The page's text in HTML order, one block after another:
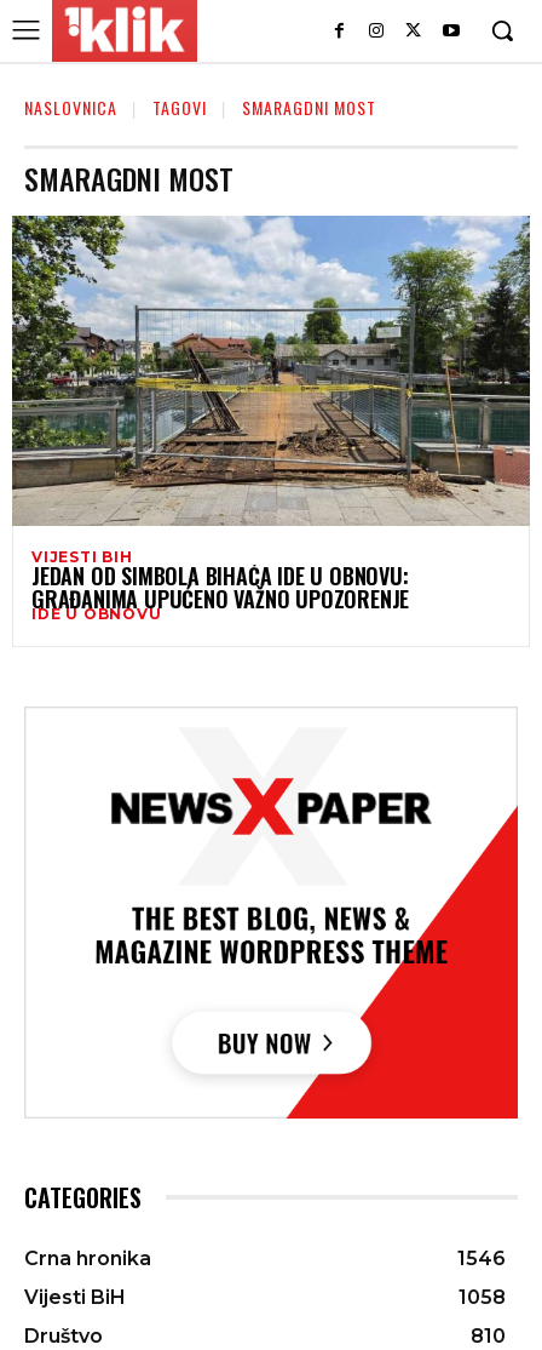
NASLOVNICA TAGOVI SMARAGDNI MOST
SMARAGDNI MOST
VIJESTI BIH
JEDAN OD SIMBOLA BIHAĆA IDE U OBNOVU:
GRAĐANIMA UPUĆENO VAŽNO UPOZORENJE
IDE U OBNOVU
CATEGORIES
Crna hronika
1546
Vijesti BiH
1058
Društvo
810